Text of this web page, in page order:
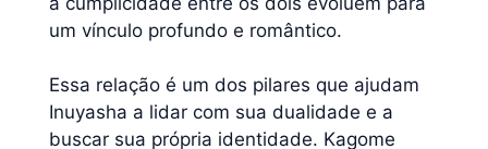
um vínculo profundo e romântico.
Essa relação é um dos pilares que ajudam
Inuyasha a lidar com sua dualidade e a
buscar sua própria identidade. Kagome